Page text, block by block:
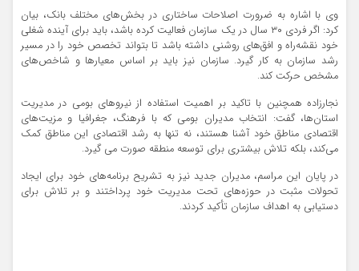
وی با اشاره به ضرورت اصلاحات ساختاری در بخش‌های مختلف بانک، بیان
کرد: اگر فردی ۳۰ سال در یک سازمان فعالیت کرده باشد، باید برای آینده شغلی
خود نقشه‌راه و افق‌های روشنی داشته باشد تا بتواند تخصص خود را در مسیر
رشد سازمان به کار گیرد. سازمان نیز باید بر اساس معیارها و شاخص‌های
مشخص حرکت کند.
نجارزاده همچنین با تاکید بر اهمیت استفاده از نیروهای بومی در مدیریت
استان‌ها، گفت: انتخاب مدیران بومی که با فرهنگ، جغرافیا و مزیت‌های
اقتصادی مناطق خود آشنا هستند، نه تنها به رشد اقتصادی این مناطق کمک
می‌کند، بلکه تلاش بیشتری برای توسعه منطقه صورت می گیرد.
در پایان این مراسم، مدیران جدید نیز به تشریح برنامه‌های خود برای ایجاد
تحولات مثبت در حوزه‌های تحت مدیریت خود پرداختند و بر تلاش برای
دستیابی به اهداف سازمان تأکید کردند.